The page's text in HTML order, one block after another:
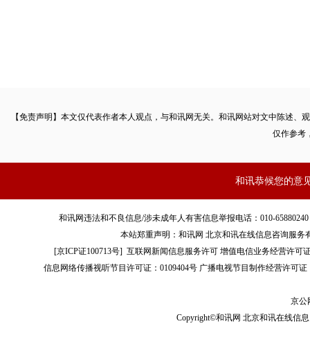
【免责声明】本文仅代表作者本人观点，与和讯网无关。和讯网站对文中陈述
仅作参考
和讯恭候您的意
和讯网违法和不良信息/涉未成年人有害信息举报电话：010-
本站郑重声明：和讯网 北京和讯在线信息咨询服
[京ICP证100713号]互联网新闻信息服务许可 增值电信业务经营许可
信息网络传播视听节目许可证：0109404号 广播电视节目制作经营许可证
京公
Copyright©和讯网 北京和讯在线信